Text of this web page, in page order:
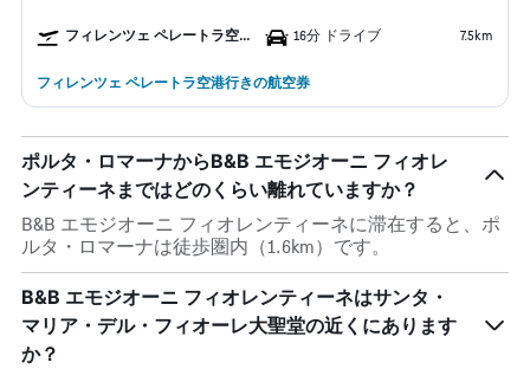
フィレンツェ ペレートラ空港 16分 ドライブ 7.5km
フィレンツェ ペレートラ空港行きの航空券
ポルタ・ロマーナからB&B エモジオーニ フィオレ
ンティーネまではどのくらい離れていますか？
B&B エモジオーニ フィオレンティーネに滞在すると、ポ
ルタ・ロマーナは徒歩圏内（1.6km）です。
B&B エモジオーニ フィオレンティーネはサンタ・
マリア・デル・フィオーレ大聖堂の近くにあります
か？